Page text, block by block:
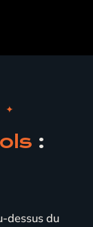
:
dessus du